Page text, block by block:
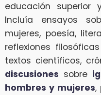
educación superior
Incluía ensayos
mujeres, poesía,
reflexiones
textos científicos,
discusiones sobre
hombres y mujeres,